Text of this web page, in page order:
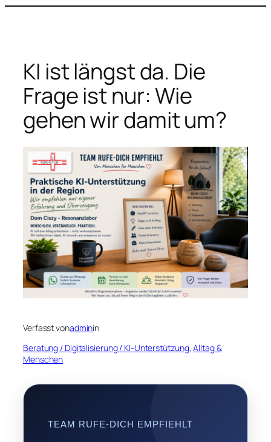
KI ist längst da. Die
Frage ist nur: Wie
gehen wir damit um?
Verfasst vonadminin
Beratung / Digitalisierung / KI-Unterstützung, Alltag &
Menschen
TEAM RUFE-DICH EMPFIEHLT